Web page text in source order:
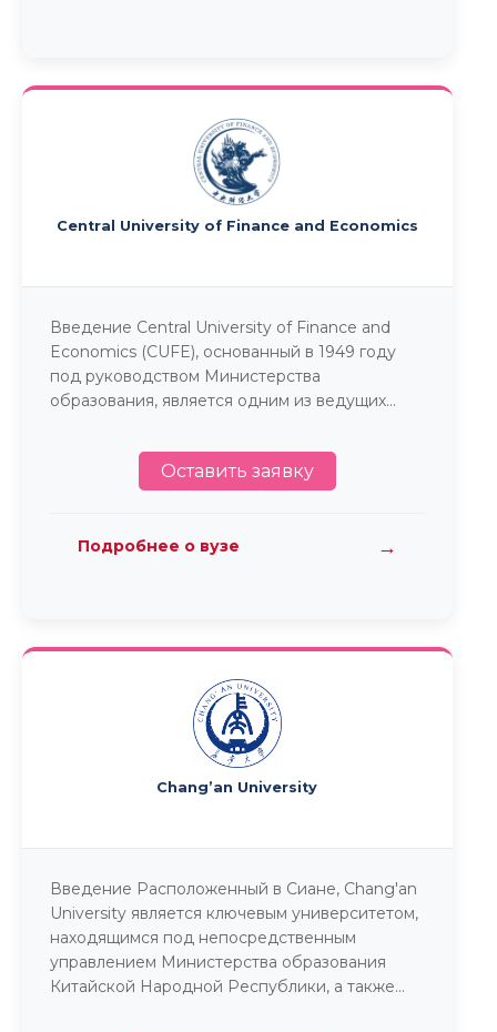
Central University of Finance and Economics
Введение Central University of Finance and
Economics (CUFE), основанный в 1949 году
под руководством Министерства
образования, является одним из ведущих...
Оставить заявку
Подробнее о вузе →
Chang’an University
Введение Расположенный в Сиане, Chang'an
University является ключевым университетом,
находящимся под непосредственным
управлением Министерства образования
Китайской Народной Республики, а также...